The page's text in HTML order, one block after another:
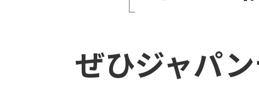
ぜひジャパ